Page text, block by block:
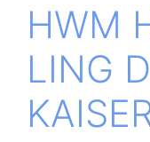
HWM
LING